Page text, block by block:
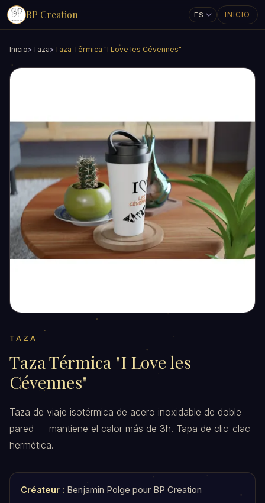
BP Creation INICIO
Inicio>Taza>Taza Térmica "I Love les Cévennes"
TAZA
Taza Térmica "I Love les
Cévennes"
Taza de viaje isotérmica de acero inoxidable de doble
pared — mantiene el calor más de 3h. Tapa de clic-clac
hermética.
Créateur : Benjamin Polge pour BP Creation